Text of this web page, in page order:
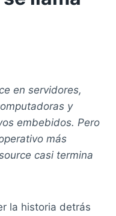
en servidores,
y
embebidos. Pero
más
casi termina
la historia detrás